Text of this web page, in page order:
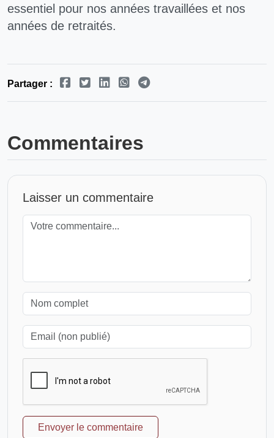
essentiel pour nos années travaillées et nos
années de retraités.
Partager :
Commentaires
Laisser un commentaire
Envoyer le commentaire